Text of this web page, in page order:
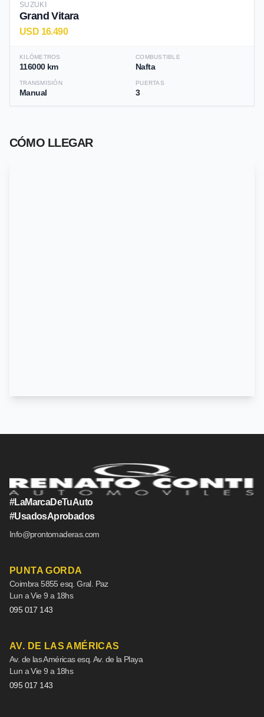
SUZUKI
Grand Vitara
USD 16.490
KILÓMETROS
116000 km
COMBUSTIBLE
Nafta
TRANSMISIÓN
Manual
PUERTAS
3
CÓMO LLEGAR
#LaMarcaDeTuAuto
#UsadosAprobados
Info@prontomaderas.com
PUNTA GORDA
Coimbra 5855 esq. Gral. Paz
Lun a Vie 9 a 18hs
095 017 143
AV. DE LAS AMÉRICAS
Av. de las Américas esq. Av. de la Playa
Lun a Vie 9 a 18hs
095 017 143